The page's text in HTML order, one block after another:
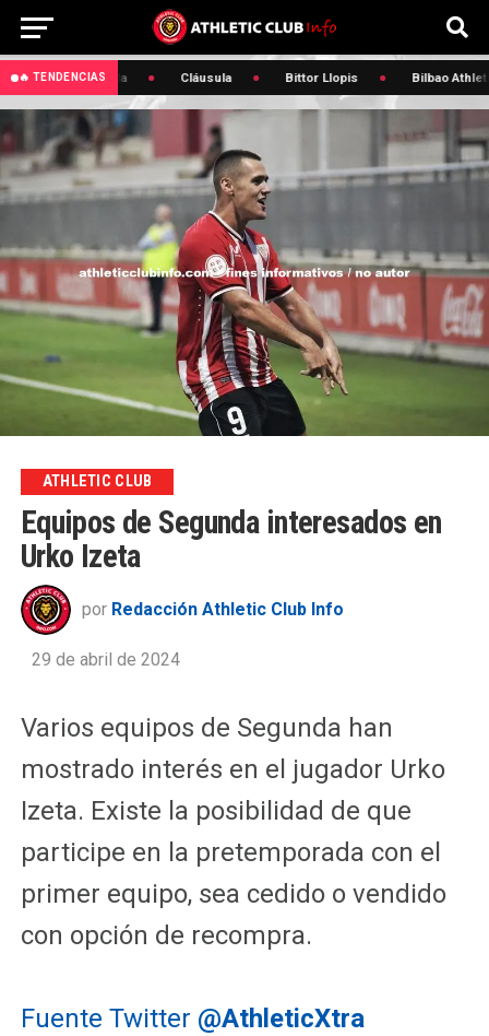
🔥 TENDENCIAS
Agirrezabala Cláusula Bittor Llopis Bilbao Athletic
ATHLETIC CLUB
Equipos de Segunda interesados en
Urko Izeta
por Redacción Athletic Club Info
29 de abril de 2024
Varios equipos de Segunda han
mostrado interés en el jugador Urko
Izeta. Existe la posibilidad de que
participe en la pretemporada con el
primer equipo, sea cedido o vendido
con opción de recompra.
Fuente Twitter @AthleticXtra